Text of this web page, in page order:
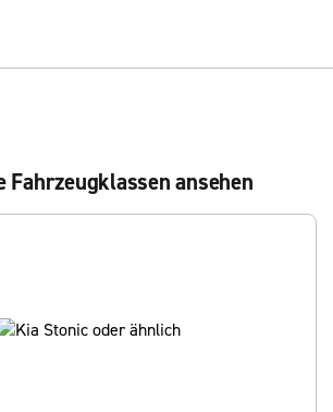
Fahrzeugklassen ansehen